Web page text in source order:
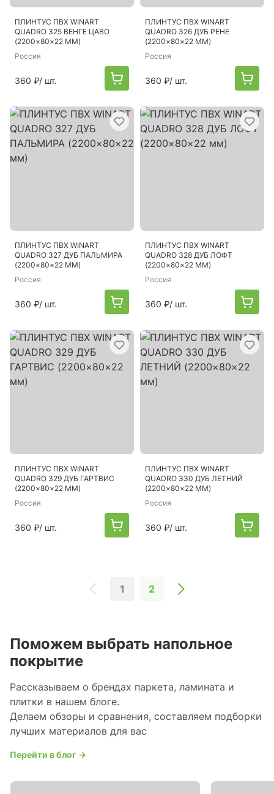
ПЛИНТУС ПВХ WINART
QUADRO 325 ВЕНГЕ ЦАВО
(2200×80×22 ММ)
Россия
360 ₽/ шт.
ПЛИНТУС ПВХ WINART
QUADRO 326 ДУБ РЕНЕ
(2200×80×22 ММ)
Россия
360 ₽/ шт.
ПЛИНТУС ПВХ WINART
QUADRO 327 ДУБ ПАЛЬМИРА
(2200×80×22 ММ)
Россия
360 ₽/ шт.
ПЛИНТУС ПВХ WINART
QUADRO 328 ДУБ ЛОФТ
(2200×80×22 ММ)
Россия
360 ₽/ шт.
ПЛИНТУС ПВХ WINART
QUADRO 329 ДУБ ГАРТВИС
(2200×80×22 ММ)
Россия
360 ₽/ шт.
ПЛИНТУС ПВХ WINART
QUADRO 330 ДУБ ЛЕТНИЙ
(2200×80×22 ММ)
Россия
360 ₽/ шт.
1 2
Поможем выбрать напольное
покрытие
Рассказываем о брендах паркета, ламината и
плитки в нашем блоге.
Делаем обзоры и сравнения, составляем подборки
лучших материалов для вас
Перейти в блог →